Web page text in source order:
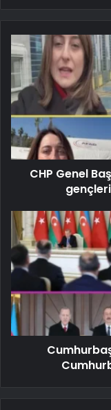
CHP Genel